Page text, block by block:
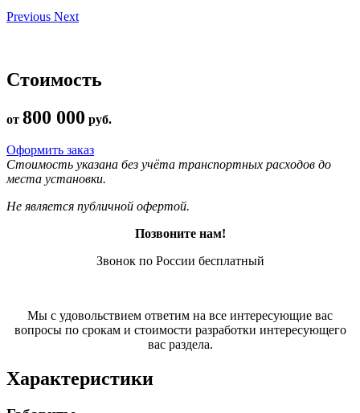
Previous Next
Стоимость
от 800 000 руб.
Оформить заказ
Стоимость указана без учёта транспортных расходов до
места установки.
Не является публичной офертой.
Позвоните нам!
Звонок по России бесплатный
Мы с удовольствием ответим на все интересующие вас
вопросы по срокам и стоимости разработки интересующего
вас раздела.
Характеристики